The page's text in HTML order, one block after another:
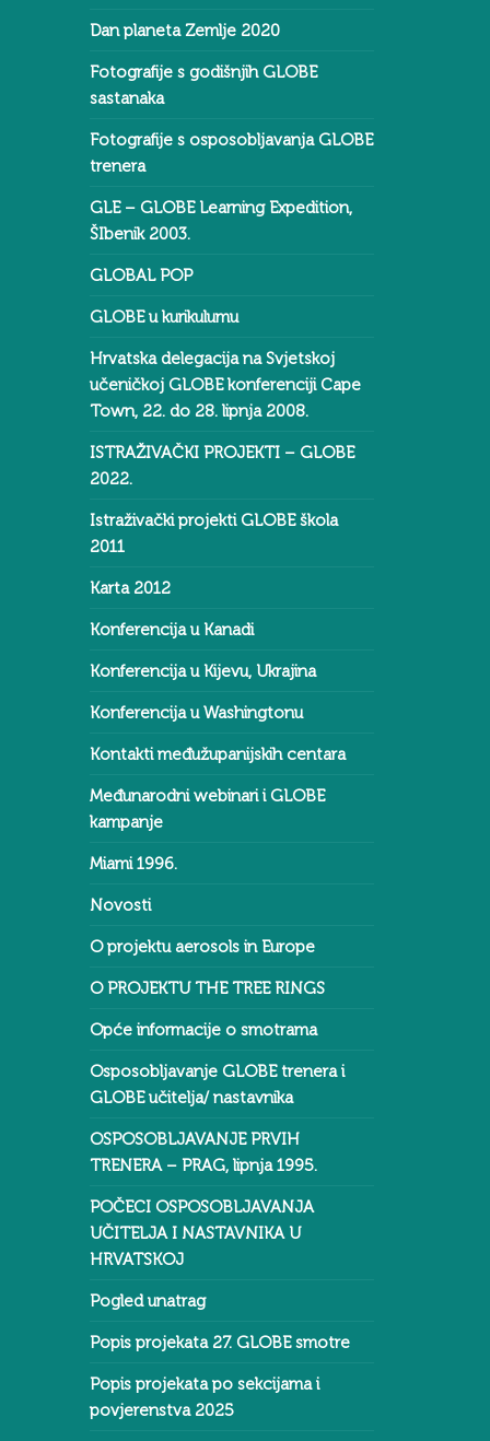
Dan planeta Zemlje 2020
Fotografije s godišnjih GLOBE
sastanaka
Fotografije s osposobljavanja GLOBE
trenera
GLE – GLOBE Learning Expedition,
ŠIbenik 2003.
GLOBAL POP
GLOBE u kurikulumu
Hrvatska delegacija na Svjetskoj
učeničkoj GLOBE konferenciji Cape
Town, 22. do 28. lipnja 2008.
ISTRAŽIVAČKI PROJEKTI – GLOBE
2022.
Istraživački projekti GLOBE škola
2011
Karta 2012
Konferencija u Kanadi
Konferencija u Kijevu, Ukrajina
Konferencija u Washingtonu
Kontakti međužupanijskih centara
Međunarodni webinari i GLOBE
kampanje
Miami 1996.
Novosti
O projektu aerosols in Europe
O PROJEKTU THE TREE RINGS
Opće informacije o smotrama
Osposobljavanje GLOBE trenera i
GLOBE učitelja/ nastavnika
OSPOSOBLJAVANJE PRVIH
TRENERA – PRAG, lipnja 1995.
POČECI OSPOSOBLJAVANJA
UČITELJA I NASTAVNIKA U
HRVATSKOJ
Pogled unatrag
Popis projekata 27. GLOBE smotre
Popis projekata po sekcijama i
povjerenstva 2025